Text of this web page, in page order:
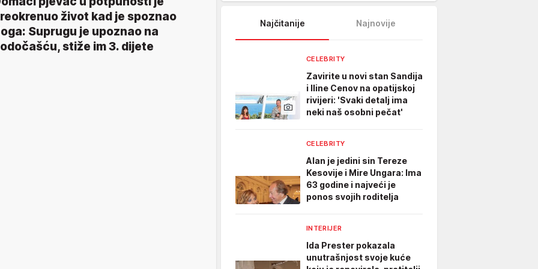
život kad je spoznao
Suprugu je upoznao na
stiže im 3. dijete
Najčitanije Najnovije
CELEBRITY
Zavirite u novi stan Sandija
i Iline Cenov na opatijskoj
rivijeri: 'Svaki detalj ima
neki naš osobni pečat'
CELEBRITY
Alan je jedini sin Tereze
Kesovije i Mire Ungara: Ima
63 godine i najveći je
ponos svojih roditelja
INTERIJER
Ida Prester pokazala
unutrašnjost svoje kuće